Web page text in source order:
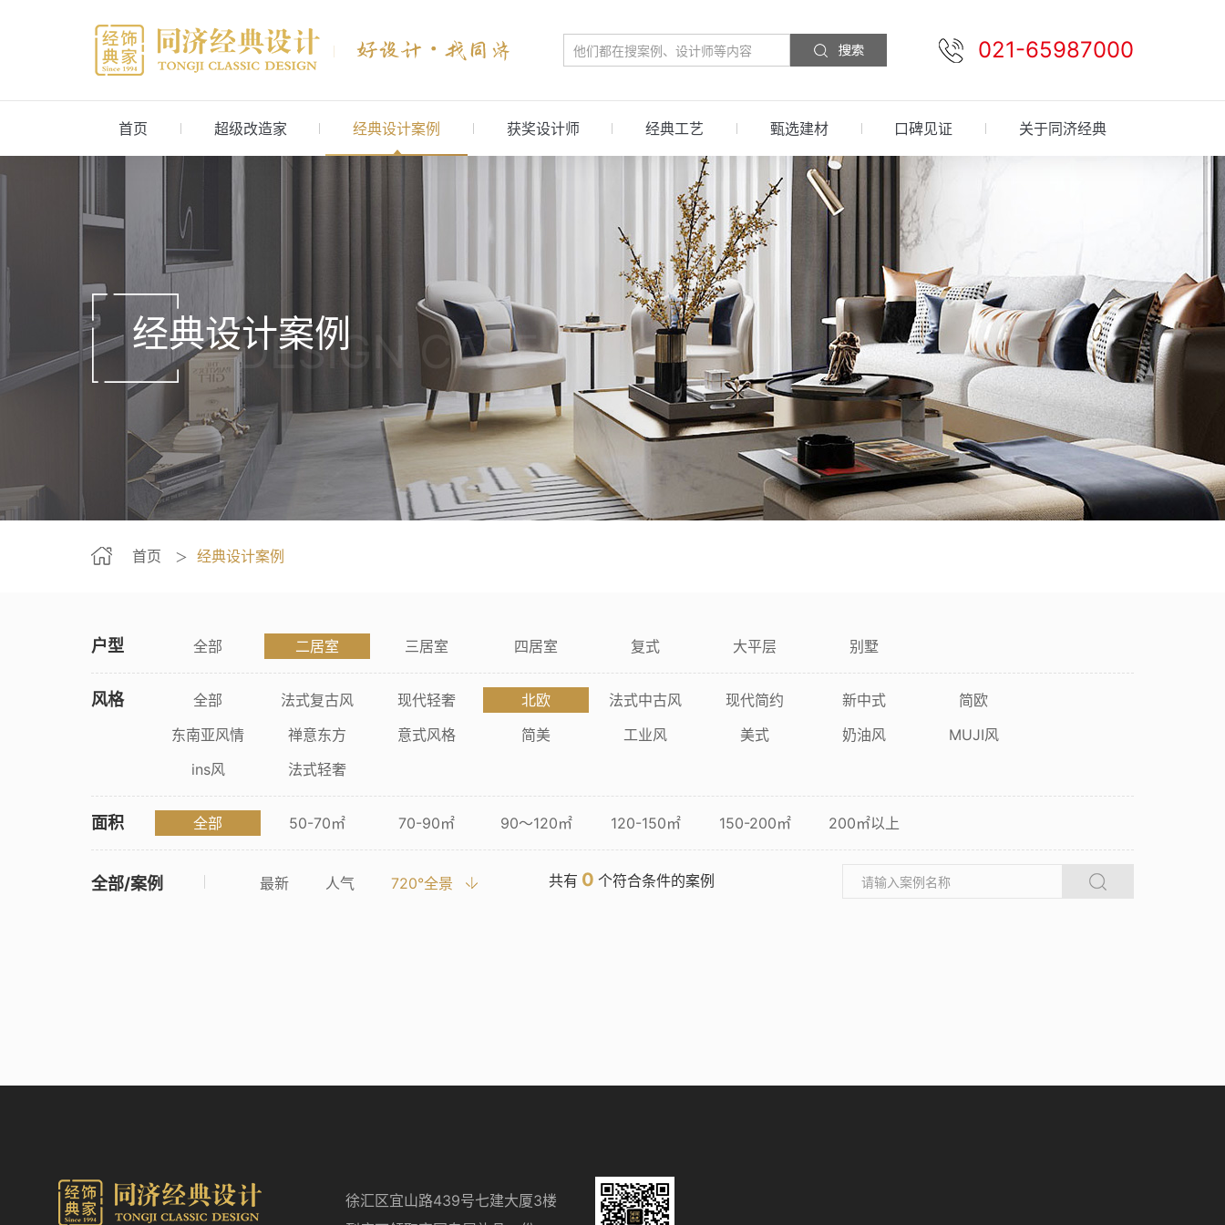
021-65987000
首页 超级改造家 经典设计案例 获奖设计师 经典工艺 甄选建材 口碑见证 关于同济经典
经典设计案例DESIGN CASE
首页 ＞ 经典设计案例
户型 全部 二居室 三居室 四居室 复式 大平层 别墅
风格 全部 法式复古风 现代轻奢 北欧 法式中古风 现代简约 新中式
简欧
东南亚风情
禅意东方 意式风格 简美 工业风 美式 奶油风
MUJI风
ins风
法式轻奢
面积 全部 50-70㎡ 70-90㎡ 90～120㎡ 120-150㎡ 150-200㎡ 200㎡以上
全部/案例 最新 人气 720°全景 共有 0 个符合条件的案例
徐汇区宜山路439号七建大厦3楼
免费报价